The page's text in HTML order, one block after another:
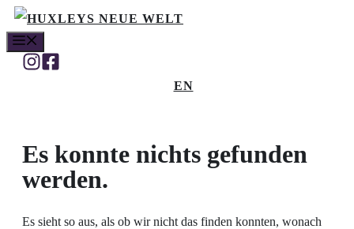
Zum
Inhalt
springen
EN
Es konnte nichts gefunden
werden.
Es sieht so aus, als ob wir nicht das finden konnten, wonach